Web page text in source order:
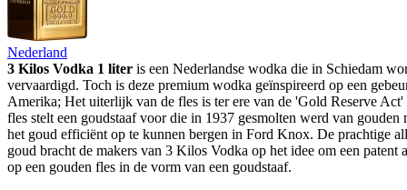
Nederland
3 Kilos Vodka 1 liter is een Nederlandse wodka die in Schiedam
vervaardigd. Toch is deze premium wodka geïnspireerd op een
Amerika; Het uiterlijk van de fles is ter ere van de 'Gold Reserve
fles stelt een goudstaaf voor die in 1937 gesmolten werd van gouden
het goud efficiënt op te kunnen bergen in Ford Knox. De prachtige
goud bracht de makers van 3 Kilos Vodka op het idee om een patent
op een gouden fles in de vorm van een goudstaaf.